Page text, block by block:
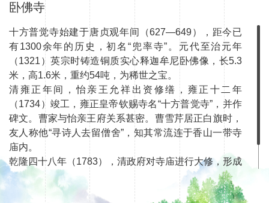
卧佛寺
十方普觉寺始建于唐贞观年间（627—649），距今已
有1300余年的历史，初名“兜率寺”。元代至治元年
（1321）英宗时铸造铜质实心释迦牟尼卧佛像，长5.3
米，高1.6米，重约54吨，为稀世之宝。
清雍正年间，怡亲王允祥出资修缮，雍正十二年
（1734）竣工，雍正皇帝钦赐寺名“十方普觉寺”，并作
碑文。曹家与怡亲王府关系甚密。曹雪芹居正白旗时，
友人称他“寻诗人去留僧舍”，知其常流连于香山一带寺
庙内。
乾隆四十八年（1783），清政府对寺庙进行大修，形成
了如今寺庙的格局。其古柏夹道、娑罗树、元代铜铸卧
佛等为历来游览者所称道，为中国十大名寺之一。